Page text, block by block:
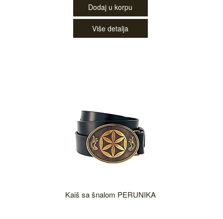
Dodaj u korpu
Više detalja
Kaiš sa šnalom PERUNIKA